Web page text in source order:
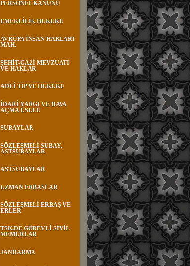
PERSONEL KANUNU
EMEKLİLİK HUKUKU
AVRUPA İNSAN HAKLARI
MAH.
ŞEHİT-GAZİ MEVZUATI
VE HAKLAR
ADLİ TIP VE HUKUKU
İDARİ YARGI VE DAVA
AÇMA USULÜ
SUBAYLAR
SÖZLEŞMELİ SUBAY,
ASTSUBAYLAR
ASTSUBAYLAR
UZMAN ERBAŞLAR
SÖZLEŞMELİ ERBAŞ VE
ERLER
TSK.DE GÖREVLİ SİVİL
MEMURLAR
JANDARMA